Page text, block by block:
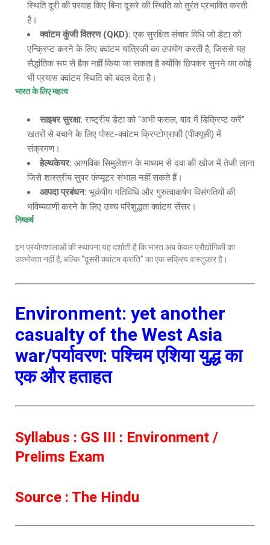
स्थिति दूरी की परवाह किए बिना दूसरे की स्थिति को तुरंत प्रभावित करती
है।
क्वांटम कुंजी वितरण(QKD): एक सुरक्षित संचार विधि जो डेटा को
एन्क्रिप्ट करने के लिए क्वांटम यांत्रिकी का उपयोग करती है, जिससे यह
सैद्धांतिक रूप से हैक नहीं किया जा सकता है क्योंकि छिपकर सुनने का कोई
भी प्रयास क्वांटम स्थिति को बदल देता है।
भारत के लिए महत्व
साइबर सुरक्षा: राष्ट्रीय डेटा को “अभी फसल, बाद में डिक्रिप्ट करें”
खतरों से बचाने के लिए पोस्ट-क्वांटम क्रिप्टोग्राफी (पीक्यूसी) में
संक्रमण।
हेल्थकेयर: आणविक सिमुलेशन के माध्यम से दवा की खोज में तेजी लाना
जिसे शास्त्रीय सुपर कंप्यूटर संभाल नहीं सकते हैं।
आपदा प्रबंधन: भूकंपीय गतिविधि और गुरुत्वाकर्षण विसंगतियों की
भविष्यवाणी करने के लिए उच्च परिशुद्धता क्वांटम सेंसर।
निष्कर्ष
इन प्रयोगशालाओं की स्थापना यह दर्शाती है कि भारत अब केवल प्रौद्योगिकी का
उपभोक्ता नहीं है, बल्कि “दूसरी क्वांटम क्रांति” का एक सक्रिय वास्तुकार है।
Environment: yet another
casualty of the West Asia
war/पर्यावरण: पश्चिम एशिया युद्ध का
एक और हताहत
Syllabus : GS III : Environment /
Prelims Exam
Source : The Hindu